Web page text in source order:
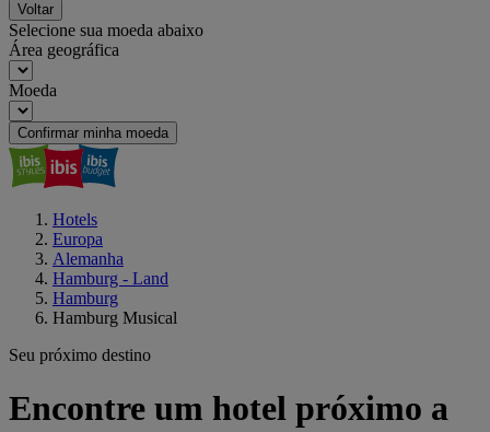
Voltar
Selecione sua moeda abaixo
Área geográfica
Moeda
Confirmar minha moeda
Hotels
Europa
Alemanha
Hamburg - Land
Hamburg
Hamburg Musical
Seu próximo destino
Encontre um hotel próximo a